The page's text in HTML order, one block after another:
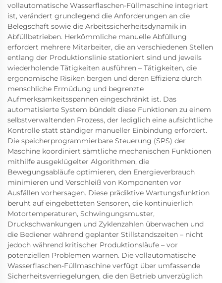
vollautomatische Wasserflaschen-Füllmaschine integriert
ist, verändert grundlegend die Anforderungen an die
Belegschaft sowie die Arbeitssicherheitsdynamik in
Abfüllbetrieben. Herkömmliche manuelle Abfüllung
erfordert mehrere Mitarbeiter, die an verschiedenen Stellen
entlang der Produktionslinie stationiert sind und jeweils
wiederholende Tätigkeiten ausführen – Tätigkeiten, die
ergonomische Risiken bergen und deren Effizienz durch
menschliche Ermüdung und begrenzte
Aufmerksamkeitsspannen eingeschränkt ist. Das
automatisierte System bündelt diese Funktionen zu einem
selbstverwaltenden Prozess, der lediglich eine aufsichtliche
Kontrolle statt ständiger manueller Einbindung erfordert.
Die speicherprogrammierbare Steuerung (SPS) der
Maschine koordiniert sämtliche mechanischen Funktionen
mithilfe ausgeklügelter Algorithmen, die
Bewegungsabläufe optimieren, den Energieverbrauch
minimieren und Verschleiß von Komponenten vor
Ausfällen vorhersagen. Diese prädiktive Wartungsfunktion
beruht auf eingebetteten Sensoren, die kontinuierlich
Motortemperaturen, Schwingungsmuster,
Druckschwankungen und Zyklenzahlen überwachen und
die Bediener während geplanter Stillstandszeiten – nicht
jedoch während kritischer Produktionsläufe – vor
potenziellen Problemen warnen. Die vollautomatische
Wasserflaschen-Füllmaschine verfügt über umfassende
Sicherheitsverriegelungen, die den Betrieb unverzüglich